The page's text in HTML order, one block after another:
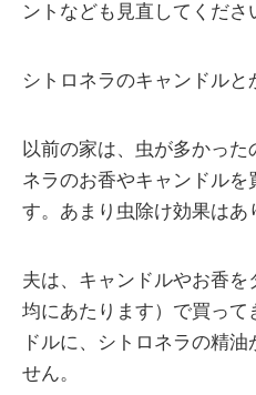
ントなども見直してくださ
シトロネラのキャンドルと
以前の家は、虫が多かった
ネラのお香やキャンドルを
す。あまり虫除け効果はあ
夫は、キャンドルやお香
均にあたります）で買っ
ドルに、シトロネラの精
せん。